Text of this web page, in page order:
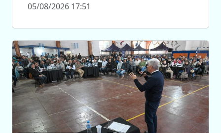
05/08/2026 17:51